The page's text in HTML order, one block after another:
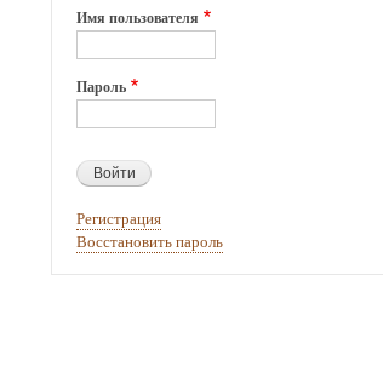
Имя пользователя
Пароль
Регистрация
Восстановить пароль